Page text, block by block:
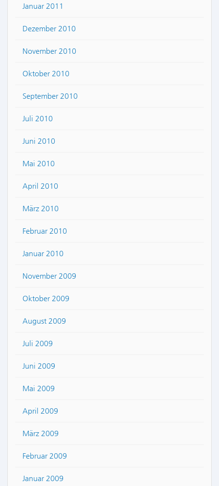
Januar 2011
Dezember 2010
November 2010
Oktober 2010
September 2010
Juli 2010
Juni 2010
Mai 2010
April 2010
März 2010
Februar 2010
Januar 2010
November 2009
Oktober 2009
August 2009
Juli 2009
Juni 2009
Mai 2009
April 2009
März 2009
Februar 2009
Januar 2009